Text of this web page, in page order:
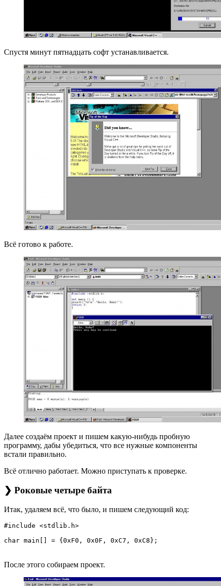
Спустя минут пятнадцать софт устанавливается.
Всё готово к работе.
Далее создаём проект и пишем какую-нибудь пробную
программу, дабы убедиться, что все нужные компоненты
встали правильно.
Всё отлично работает. Можно приступать к проверке.
❯ Роковые четыре байта
Итак, удаляем всё, что было, и пишем следующий код:
#include <stdlib.h>
После этого собираем проект.